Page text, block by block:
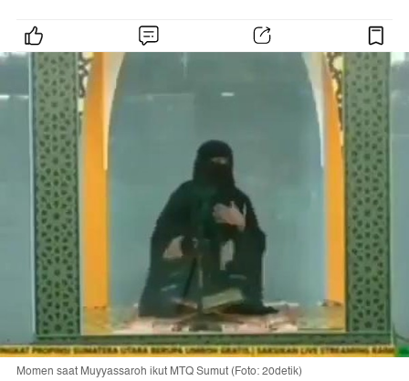
Momen saat Muyyassaroh ikut MTQ Sumut (Foto: 20detik)